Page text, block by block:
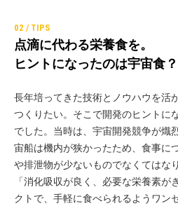
点滴に代わる栄養食を。
ヒントになったのは宇宙食？
長年培ってきた技術とノウハウを活
つくりたい。そこで開発のヒントに
でした。当時は、宇宙開発競争が熾
宙船は機内が狭かったため、食事に
や排泄物が少ないものでなくてはな
「消化吸収が良く、必要な栄養素
クトで、手軽に食べられるようワン